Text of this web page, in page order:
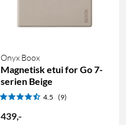
Onyx Boox
Magnetisk etui for Go 7-
serien Beige
4.5 (9)
439,-